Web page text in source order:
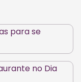
para se
no Dia